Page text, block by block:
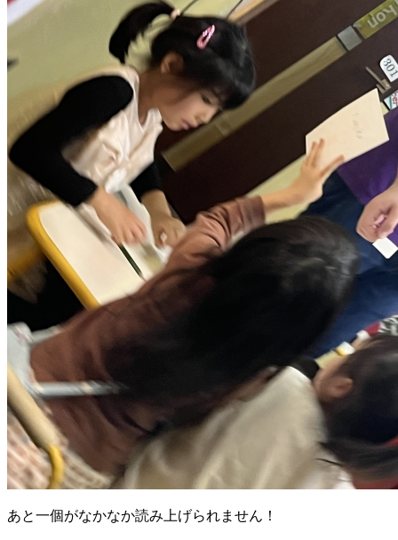
あと一個がなかなか読み上げられません！